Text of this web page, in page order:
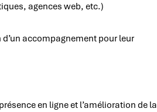
agences web, etc.)
accompagnement pour leur
en ligne et l’amélioration de la